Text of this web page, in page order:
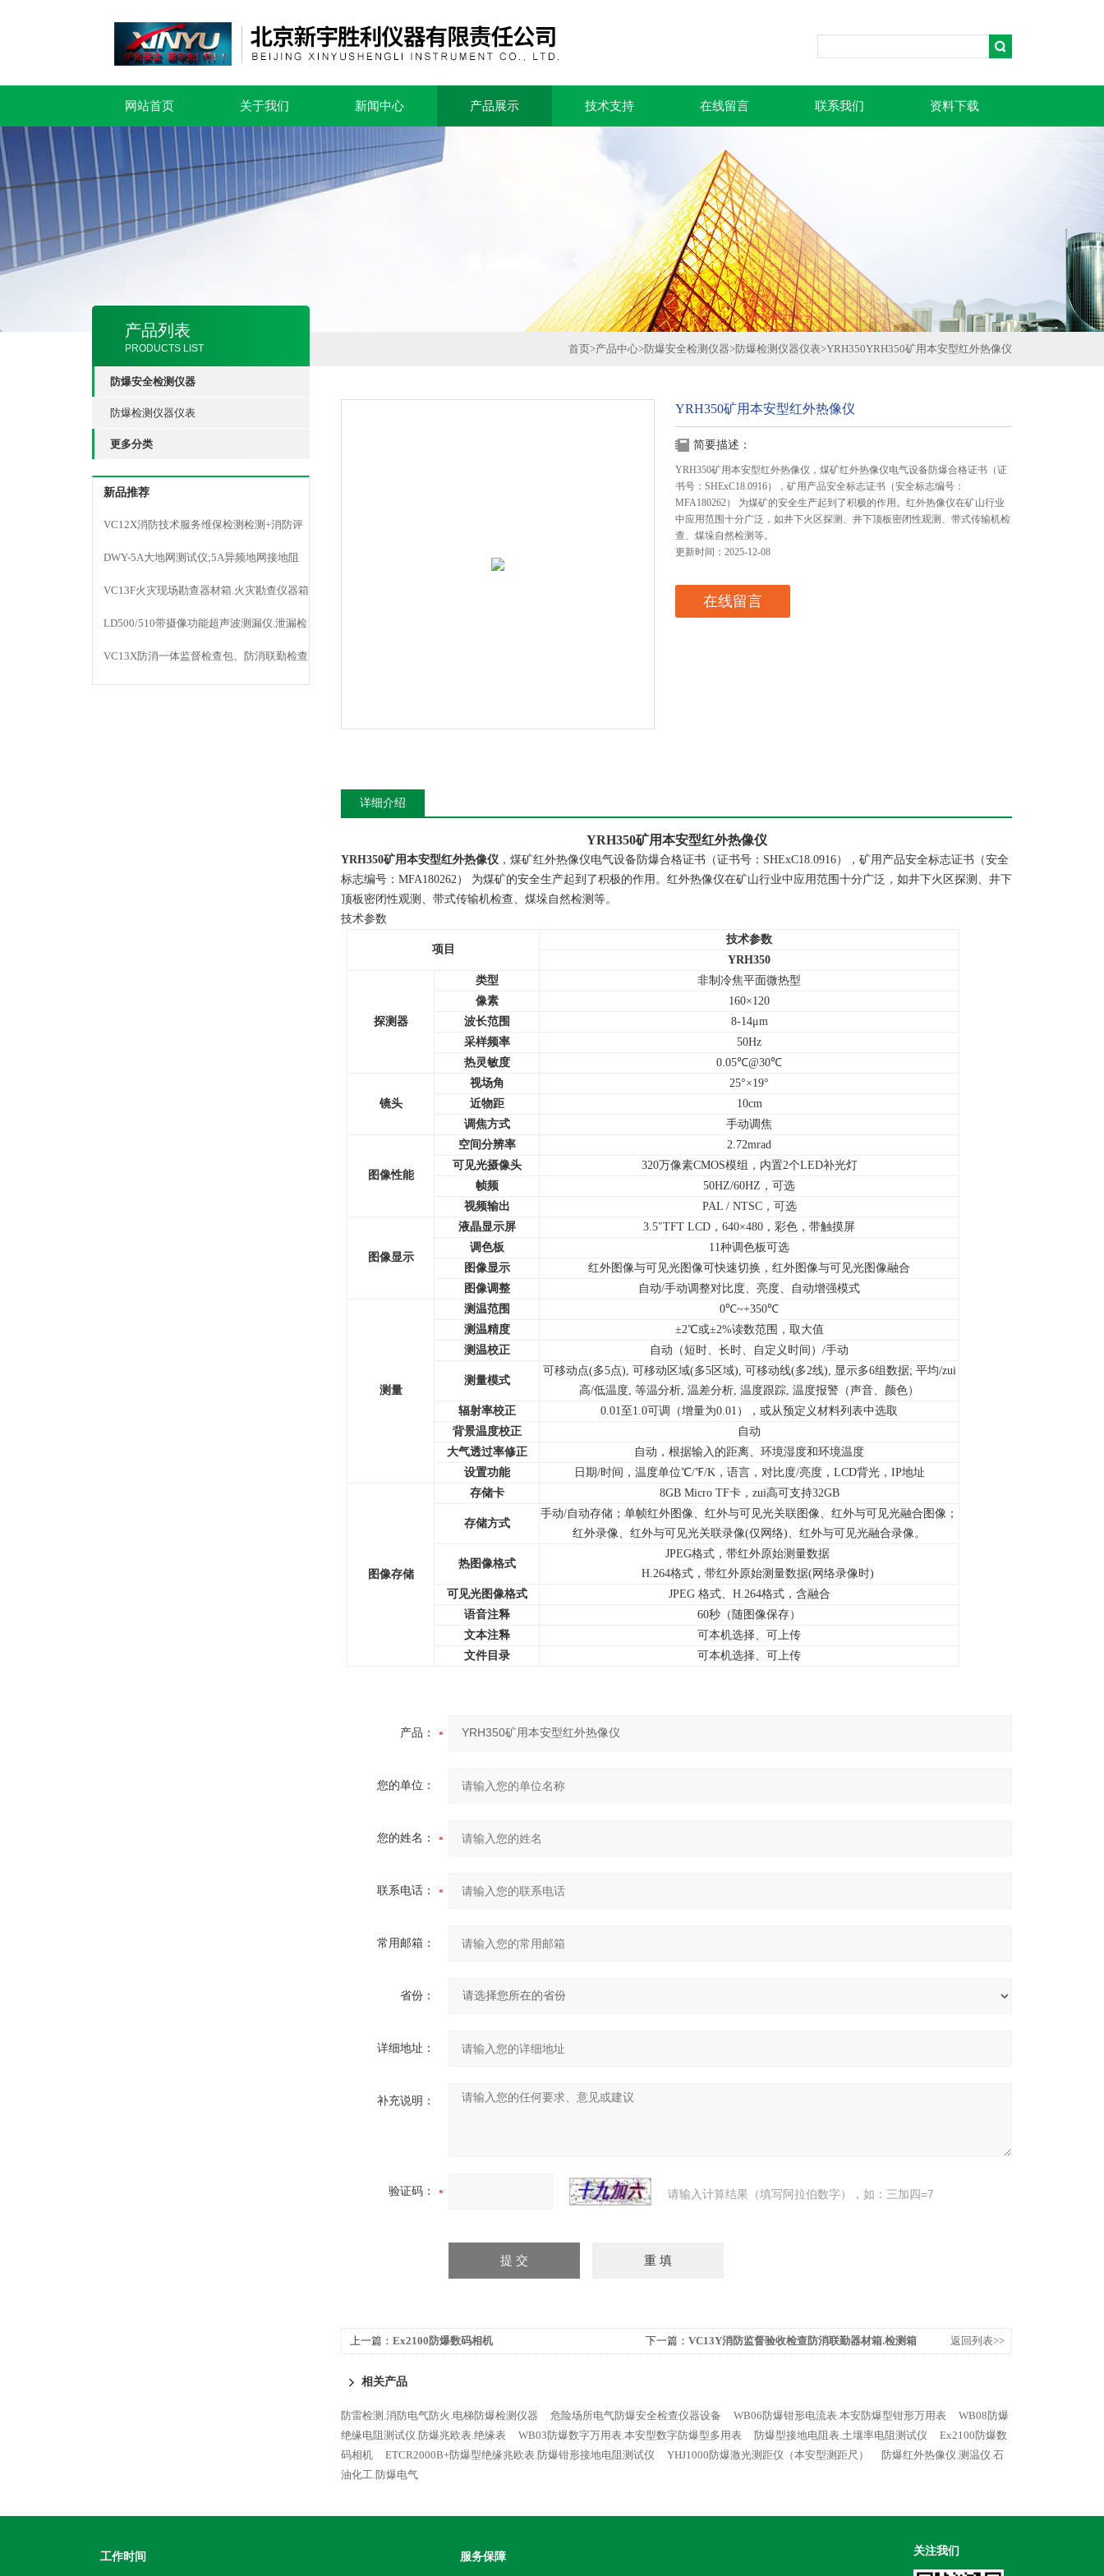
网站首页 关于我们 新闻中心 产品展示 技术支持 在线留言 联系我们 资料下载
产品列表
PRODUCTS LIST
防爆安全检测仪器
防爆检测仪器仪表
更多分类
新品推荐
VC12X消防技术服务维保检测检测+消防评
估仪器
DWY-5A大地网测试仪;5A异频地网接地阻
抗;防雷检测
VC13F火灾现场勘查器材箱.火灾勘查仪器箱
LD500/510带摄像功能超声波测漏仪.泄漏检
测仪
VC13X防消一体监督检查包、防消联勤检查
器材包
首页>产品中心>防爆安全检测仪器>防爆检测仪器仪表>YRH350YRH350矿用本安型红外热像仪
YRH350矿用本安型红外热像仪
简要描述：
YRH350矿用本安型红外热像仪，煤矿红外热像仪电⽓设备防爆合格证书（证
书号：SHExC18.0916），矿⽤产品安全标志证书（安全标志编号：
MFA180262） 为煤矿的安全生产起到了积极的作用。红外热像仪在矿山行业
中应用范围十分广泛，如井下火区探测、井下顶板密闭性观测、带式传输机检
查、煤垛自然检测等。
更新时间：2025-12-08
在线留言
详细介绍
YRH350矿用本安型红外热像仪
YRH350矿用本安型红外热像仪 ，煤矿红外热像仪电⽓设备防爆合格证书（证书号：SHExC18.0916），矿⽤产品安全标志证书（安全
标志编号：MFA180262） 为煤矿的安全生产起到了积极的作用。红外热像仪在矿山行业中应用范围十分广泛，如井下火区探测、井下
顶板密闭性观测、带式传输机检查、煤垛自然检测等。
技术参数
项目
技术参数
YRH350
探测器
类型
非制冷焦平面微热型
像素
160×120
波长范围
8-14μm
采样频率
50Hz
热灵敏度
0.05℃@30℃
镜头
视场角
25°×19°
近物距
10cm
调焦方式
手动调焦
图像性能
空间分辨率
2.72mrad
可见光摄像头
320万像素CMOS模组，内置2个LED补光灯
帧频
50HZ/60HZ，可选
视频输出
PAL / NTSC，可选
图像显示
液晶显示屏
3.5″TFT LCD，640×480，彩色，带触摸屏
调色板
11种调色板可选
图像显示
红外图像与可见光图像可快速切换，红外图像与可见光图像融合
图像调整
自动/手动调整对比度、亮度、自动增强模式
测量
测温范围
0℃~+350℃
测温精度
±2℃或±2%读数范围，取大值
测温校正
自动（短时、长时、自定义时间）/手动
测量模式
可移动点(多5点), 可移动区域(多5区域), 可移动线(多2线), 显示多6组数据; 平均/zui
高/低温度, 等温分析, 温差分析, 温度跟踪, 温度报警（声音、颜色）
辐射率校正
0.01至1.0可调（增量为0.01），或从预定义材料列表中选取
背景温度校正
自动
大气透过率修正
自动，根据输入的距离、环境湿度和环境温度
设置功能
日期/时间，温度单位℃/℉/K，语言，对比度/亮度，LCD背光，IP地址
图像存储
存储卡 8GB Micro TF卡，zui高可支持32GB
存储方式
手动/自动存储；单帧红外图像、红外与可见光关联图像、红外与可见光融合图像；
红外录像、红外与可见光关联录像(仅网络)、红外与可见光融合录像。
热图像格式
JPEG格式，带红外原始测量数据
H.264格式，带红外原始测量数据(网络录像时)
可见光图像格式
JPEG 格式、H.264格式，含融合
语音注释
60秒（随图像保存）
文本注释
可本机选择、可上传
文件目录
可本机选择、可上传
产品：
您的单位：
您的姓名：
联系电话：
常用邮箱：
省份：
详细地址：
补充说明：
验证码： 请输入计算结果（填写阿拉伯数字），如：三加四=7
上一篇： Ex2100防爆数码相机 下一篇： VC13Y消防监督验收检查防消联勤器材箱.检测箱 返回列表>>
相关产品
防雷检测.消防电气防火.电梯防爆检测仪器 危险场所电气防爆安全检查仪器设备 WB06防爆钳形电流表.本安防爆型钳形万用表
WB08防爆
绝缘电阻测试仪.防爆兆欧表.绝缘表
WB03防爆数字万用表.本安型数字防爆型多用表 防爆型接地电阻表.土壤率电阻测试仪
Ex2100防爆数
码相机
ETCR2000B+防爆型绝缘兆欧表.防爆钳形接地电阻测试仪 YHJ1000防爆激光测距仪（本安型测距尺）
防爆红外热像仪.测温仪.石
油化工.防爆电气
工作时间 服务保障 关注我们